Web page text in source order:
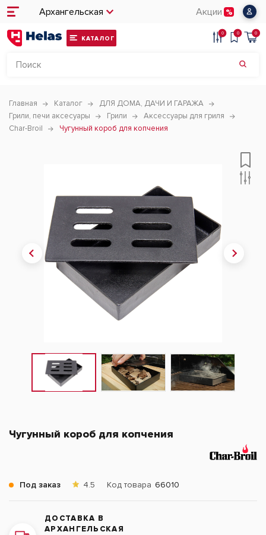
Архангельская Акции
КАТАЛОГ
0 0 0
Главная Каталог
ДЛЯ ДОМА, ДАЧИ И ГАРАЖА
Грили, печи аксесуары
Грили
Аксессуары для гриля
Char-Broil
Чугунный короб для копчения
Чугунный короб для копчения
Под заказ 4.5 Код товара 66010
ДОСТАВКА В
АРХАНГЕЛЬСКАЯ